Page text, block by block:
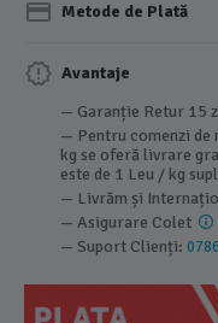
Metode de Plată
Avantaje
— Garanție Retur 15
— Pentru comenzi de
kg se oferă livrare
este de 1 Leu / kg
— Livrăm și
— Asigurare Colet
— Suport Clienți: